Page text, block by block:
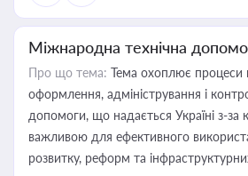
Міжнародна технічна
Про що тема: Тема охоплює процеси
оформлення, адміністрування і
допомоги, що надається Україні з-за
важливою для ефективного
розвитку, реформ та